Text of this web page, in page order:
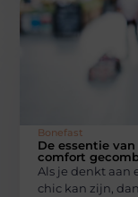
Bonefast
De essentie
comfort
Als je denkt aan
chic kan zijn,